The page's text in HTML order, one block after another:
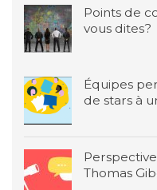
Points de
vous dites?
Équipes
de stars à
Thomas